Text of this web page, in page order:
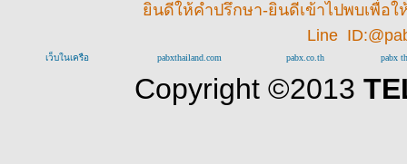
ยินดีให้คำปรึกษา-ยินดีเข้าไปพบเพื่อใ
Line
เว็บในเครือ pabxthailand.com pabx.co.th pabx
Copyright ©2013